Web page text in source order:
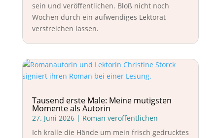
sein und veröffentlichen. Bloß nicht noch
Wochen durch ein aufwendiges Lektorat
verstreichen lassen.
Tausend erste Male: Meine mutigsten
Momente als Autorin
27. Juni 2026| Roman veröffentlichen
Ich kralle die Hände um mein frisch gedrucktes